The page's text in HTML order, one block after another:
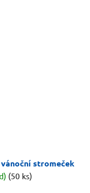
stromeček
(50 ks)